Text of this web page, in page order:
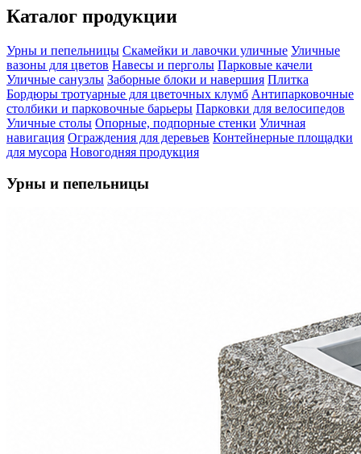
Каталог продукции
Урны и пепельницы Скамейки и лавочки уличные Уличные
вазоны для цветов Навесы и перголы Парковые качели
Уличные санузлы Заборные блоки и навершия Плитка
Бордюры тротуарные для цветочных клумб Антипарковочные
столбики и парковочные барьеры Парковки для велосипедов
Уличные столы Опорные, подпорные стенки Уличная
навигация Ограждения для деревьев Контейнерные площадки
для мусора Новогодняя продукция
Урны и пепельницы